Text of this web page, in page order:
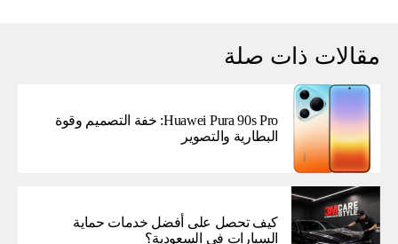
مقالات ذات صلة
Huawei Pura 90s Pro: خفة التصميم وقوة
البطارية والتصوير
كيف تحصل على أفضل خدمات حماية
السيارات في السعودية؟